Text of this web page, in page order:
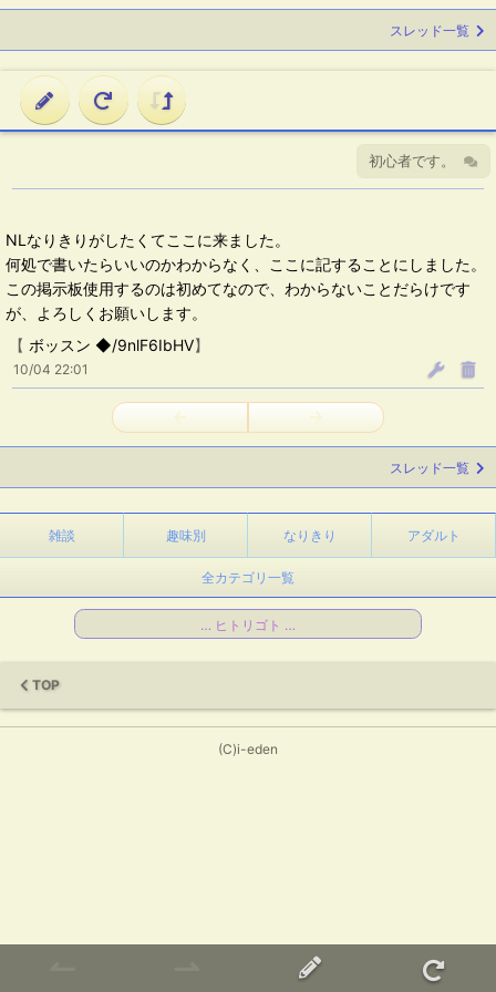
スレッド一覧
初心者です。
NLなりきりがしたくてここに来ました。
何処で書いたらいいのかわからなく、ここに記することにしました。
この掲示板使用するのは初めてなので、わからないことだらけです
が、よろしくお願いします。
【 ボッスン ◆/9nlF6IbHV】
10/04 22:01
← →
スレッド一覧
雑談 趣味別 なりきり アダルト
全カテゴリ一覧
… ヒトリゴト …
TOP
(C)i-eden